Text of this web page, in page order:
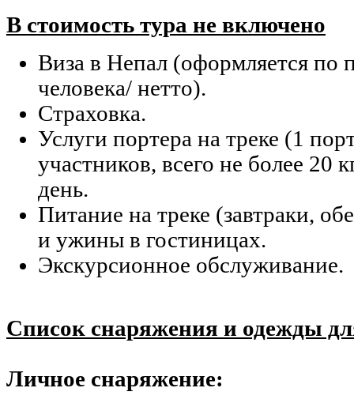
В стоимость тура не включено
Виза в Непал (оформляется по
человека/ нетто).
Страховка.
Услуги портера на треке (1
участников, всего не более 20
день.
Питание на треке (завтраки,
и ужины в гостиницах.
Экскурсионное обслуживание.
Список снаряжения и одежды
Личное снаряжение: